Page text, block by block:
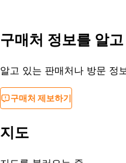
구매처 정보를 알
알고 있는 판매처나 방문 정
구매처 제보하기
지도